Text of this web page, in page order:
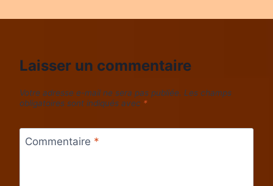
Laisser un commentaire
Votre adresse e-mail ne sera pas publiée. Les champs
obligatoires sont indiqués avec *
Commentaire *